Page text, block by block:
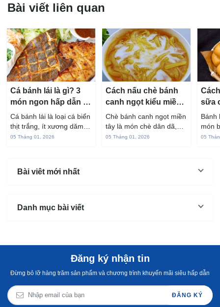
Bài viết liên quan
Cá bánh lái là gì? 3
món ngon hấp dẫn từ
cá bánh lái
Cá bánh lái là loại cá biển
thịt trắng, ít xương dăm,
vị ngọt và rất dễ ăn khi
thể...
05 Tháng 01, 2026
Cách nấu chè bánh
canh ngọt kiểu miền
Tây ngon chuẩn vị
Chè bánh canh ngọt miền
tây là món chè dân dã,
gắn liền với đời sống sinh
05 Tháng 01, 2026
sữa
hấp
Bánh
món
mùi
05
Bài viêt mới nhất
Danh mục bài viết
Đăng ký nhận tin
Đừng bỏ lỡ hàng trăm sản phẩm và chương trình khuyến mãi siêu hấp dẫn
ĐĂNG KÝ